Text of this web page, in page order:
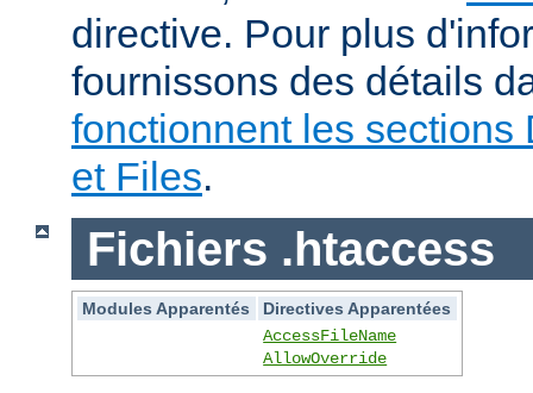
directive. Pour plus
fournissons des détails
fonctionnent les sections
et Files.
Fichiers .htaccess
Modules Apparentés
Directives Apparentées
AccessFileName
AllowOverride